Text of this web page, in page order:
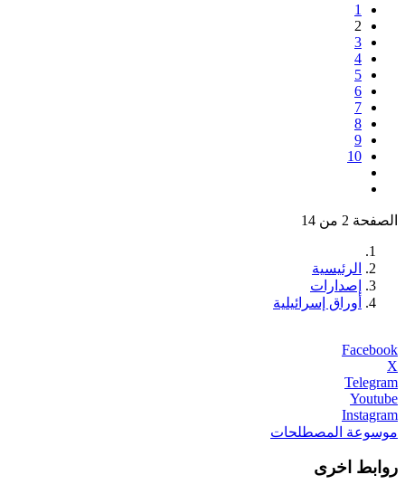
1
2
3
4
5
6
7
8
9
10
الصفحة 2 من 14
الرئيسية
إصدارات
أوراق إسرائيلية
Facebook
X
Telegram
Youtube
Instagram
موسوعة المصطلحات
روابط اخرى